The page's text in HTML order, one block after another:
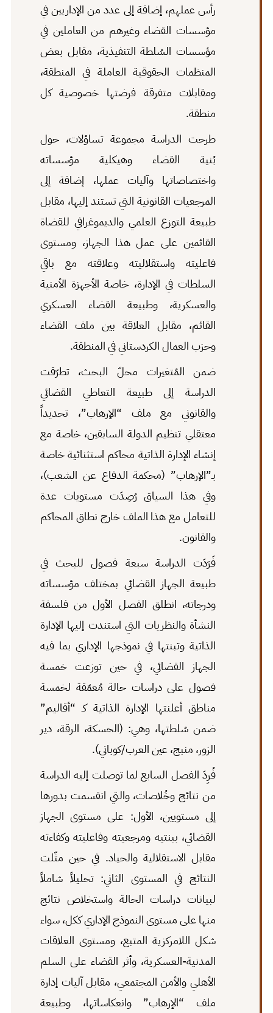
رأس عملهم، إضافة إلى عدد من الإداريين في
مؤسسات القضاء وغيرهم من العاملين في
مؤسسات السُلطة التنفيذية، مقابل بعض
المنظمات الحقوقية العاملة في المنطقة،
ومقابلات متفرقة فرضتها خصوصية كل
منطقة.
طرحت الدراسة مجموعة تساؤلات، حول
بُنية القضاء وهيكلية مؤسساته
واختصاصاتها وآليات عملها، إضافة إلى
المرجعيات القانونية التي تستند إليها، مقابل
طبيعة التوزع العلمي والديموغرافي للقضاة
القائمين على عمل هذا الجهاز، ومستوى
فاعليته واستقلاليته وعلاقته مع باقي
السلطات في الإدارة، خاصة الأجهزة الأمنية
والعسكرية، وطبيعة القضاء العسكري
القائم، مقابل العلاقة بين ملف القضاء
وحزب العمال الكردستاني في المنطقة.
ضمن المُتغيرات محلّ البحث، تطرّقت
الدراسة إلى طبيعة التعاطي القضائي
والقانوني مع ملف “الإرهاب”، تحديداً
معتقلي تنظيم الدولة السابقين، خاصة مع
إنشاء الإدارة الذاتية محاكم استثنائية خاصة
بـ”الإرهاب” (محكمة الدفاع عن الشعب)،
وفي هذا السياق رُصِدَت مستويات عدة
للتعامل مع هذا الملف خارج نطاق المحاكم
والقانون.
فَرَدَت الدراسة سبعة فصول للبحث في
طبيعة الجهاز القضائي بمختلف مؤسساته
ودرجاته، انطلق الفصل الأول من فلسفة
النشأة والنظريات التي استندت إليها الإدارة
الذاتية وتبنتها في نموذجها الإداري بما فيه
الجهاز القضائي، في حين توزعت خمسة
فصول على دراسات حالة مُعمّقة لخمسة
مناطق أعلنتها الإدارة الذاتية كـ “أقاليم”
ضمن سُلطتها، وهي: (الحسكة، الرقة، دير
الزور، منبج، عين العرب/كوباني).
فُرِدَ الفصل السابع لما توصلت إليه الدراسة
من نتائج وخُلاصات، والتي انقسمت بدورها
إلى مستويين، الأول: على مستوى الجهاز
القضائي، ببنتيه ومرجعيته وفاعليته وكفاءته
مقابل الاستقلالية والحياد. في حين مثّلت
النتائج في المستوى الثاني: تحليلاً شاملاً
لبيانات دراسات الحالة واستخلاص نتائج
منها على مستوى النموذج الإداري ككل، سواء
شكل اللامركزية المتبع، ومستوى العلاقات
المدنية-العسكرية، وأثر القضاء على السلم
الأهلي والأمن المجتمعي، مقابل آليات إدارة
ملف “الإرهاب” وانعكاساتها، وطبيعة